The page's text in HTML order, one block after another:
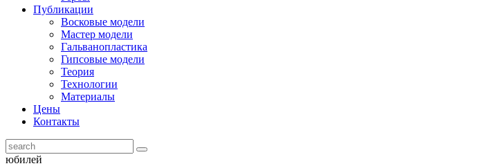
Публикации
Восковые модели
Мастер модели
Гальванопластика
Гипсовые модели
Теория
Технологии
Материалы
Цены
Контакты
юбилей